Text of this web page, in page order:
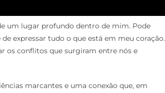
um lugar profundo dentro de mim. Pode
expressar tudo o que está em meu coração.
os conflitos que surgiram entre nós e
marcantes e uma conexão que, em